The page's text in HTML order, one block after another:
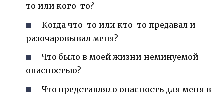
то или кого-то?
Когда что-то или кто-то предавал и
разочаровывал меня?
Что было в моей жизни неминуемой
опасностью?
Что представляло опасность для меня в